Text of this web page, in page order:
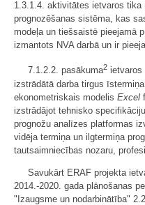
1.3.1.4. aktivitātes ietvaros
prognozēšanas sistēma, kas
modeļa un tiešsaistē pieejamā
izmantots NVA darbā un ir
7.1.2.2. pasākuma2 ietvaros
izstrādātā darba tirgus
ekonometriskais modelis Excel
izstrādājot tehnisko
prognožu analīzes platformas
vidēja termiņa un ilgtermiņa
tautsaimniecības nozaru,
Savukārt ERAF projekta
2014.-2020. gada plānošanas
"Izaugsme un nodarbinātība"